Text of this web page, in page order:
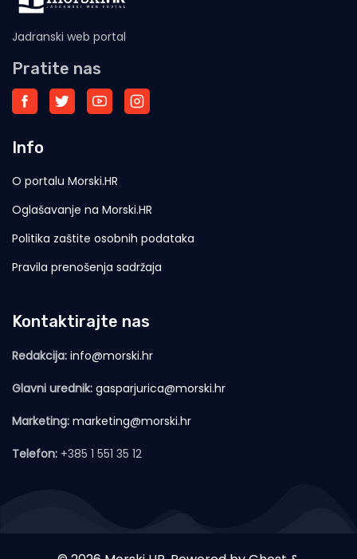
Jadranski web portal
Pratite nas
Info
O portalu Morski.HR
Oglašavanje na Morski.HR
Politika zaštite osobnih podataka
Pravila prenošenja sadržaja
Kontaktirajte nas
Redakcija: info@morski.hr
Glavni urednik: gasparjurica@morski.hr
Marketing: marketing@morski.hr
Telefon: +385 1 551 35 12